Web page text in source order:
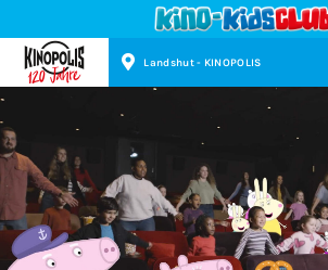
Landshut - KINOPOLIS